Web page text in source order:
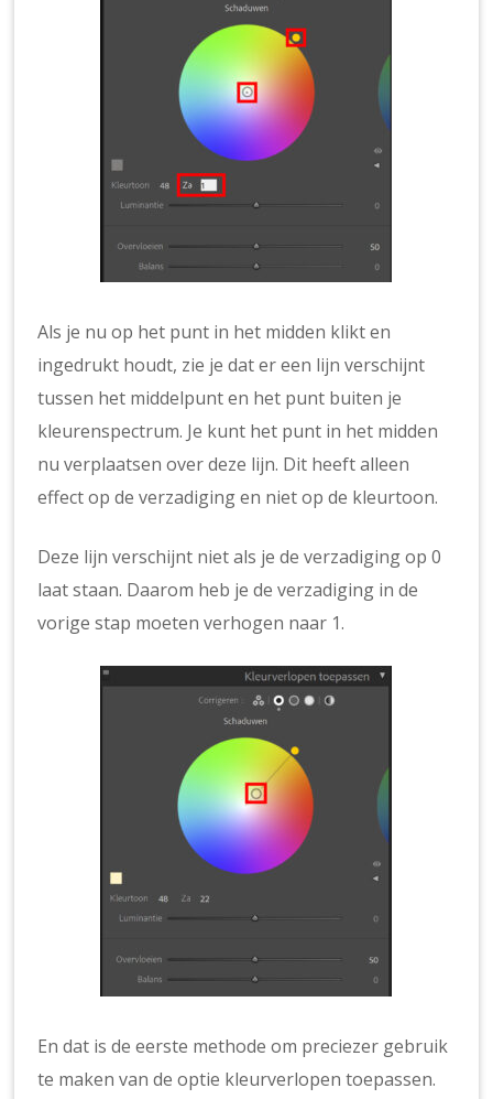
Als je nu op het punt in het midden klikt en
ingedrukt houdt, zie je dat er een lijn verschijnt
tussen het middelpunt en het punt buiten je
kleurenspectrum. Je kunt het punt in het midden
nu verplaatsen over deze lijn. Dit heeft alleen
effect op de verzadiging en niet op de kleurtoon.
Deze lijn verschijnt niet als je de verzadiging op 0
laat staan. Daarom heb je de verzadiging in de
vorige stap moeten verhogen naar 1.
En dat is de eerste methode om preciezer gebruik
te maken van de optie kleurverlopen toepassen.